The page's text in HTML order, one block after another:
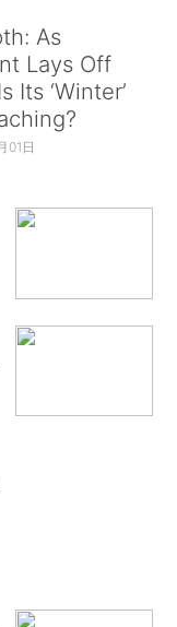
As
Lays Off
Its ‘Winter’
01日